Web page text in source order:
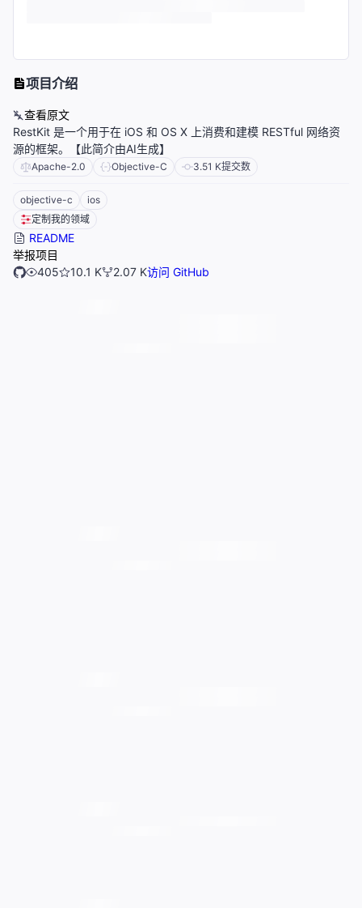
项目介绍
查看原文
RestKit 是一个用于在 iOS 和 OS X 上消费和建模 RESTful 网络资
源的框架。【此简介由AI生成】
Apache-2.0 Objective-C 3.51 K提交数
objective-c
ios
定制我的领域
README
举报项目
405
10.1 K 2.07 K访问 GitHub